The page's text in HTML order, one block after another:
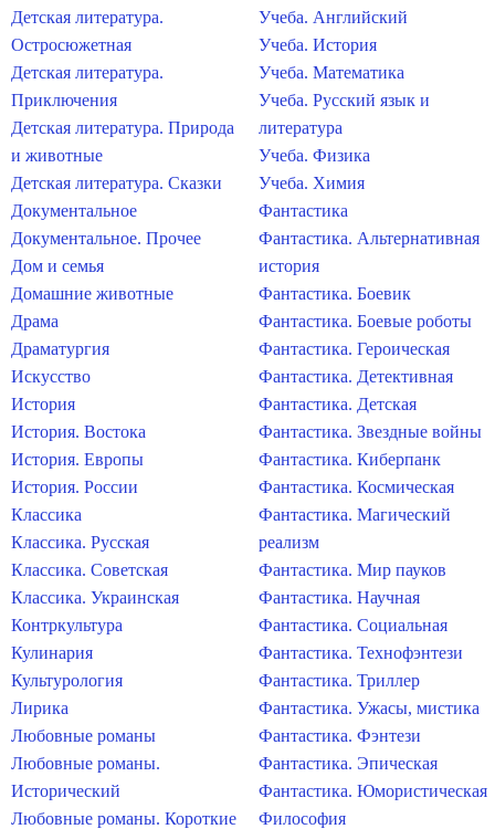
Детская литература.
Остросюжетная
Детская литература.
Приключения
Детская литература. Природа
и животные
Детская литература. Сказки
Документальное
Документальное. Прочее
Дом и семья
Домашние животные
Драма
Драматургия
Искусство
История
История. Востока
История. Европы
История. России
Классика
Классика. Русская
Классика. Советская
Классика. Украинская
Контркультура
Кулинария
Культурология
Лирика
Любовные романы
Любовные романы.
Исторический
Любовные романы. Короткие
Учеба. Английский
Учеба. История
Учеба. Математика
Учеба. Русский язык и
литература
Учеба. Физика
Учеба. Химия
Фантастика
Фантастика. Альтернативная
история
Фантастика. Боевик
Фантастика. Боевые роботы
Фантастика. Героическая
Фантастика. Детективная
Фантастика. Детская
Фантастика. Звездные войны
Фантастика. Киберпанк
Фантастика. Космическая
Фантастика. Магический
реализм
Фантастика. Мир пауков
Фантастика. Научная
Фантастика. Социальная
Фантастика. Технофэнтези
Фантастика. Триллер
Фантастика. Ужасы, мистика
Фантастика. Фэнтези
Фантастика. Эпическая
Фантастика. Юмористическая
Философия